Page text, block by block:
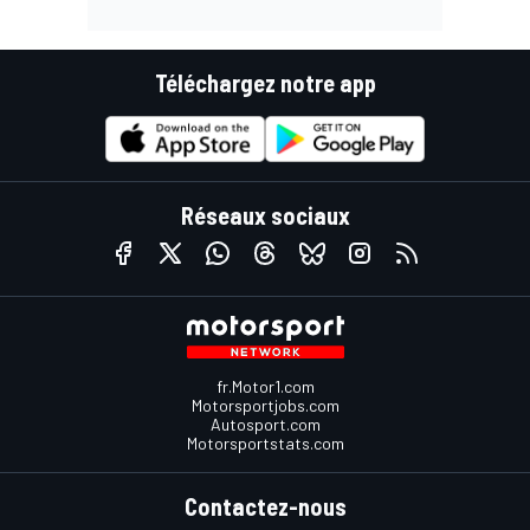
Téléchargez notre app
Réseaux sociaux
fr.Motor1.com
Motorsportjobs.com
Autosport.com
Motorsportstats.com
Contactez-nous